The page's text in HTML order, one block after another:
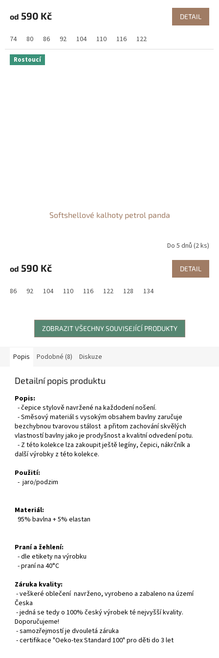
od 590 Kč DETAIL
74 80 86 92 104 110 116 122
Rostoucí
Softshellové kalhoty petrol panda
Do 5 dnů (2 ks)
od 590 Kč DETAIL
86 92 104 110 116 122 128 134
ZOBRAZIT VŠECHNY SOUVISEJÍCÍ PRODUKTY
Popis Podobné (8) Diskuze
Detailní popis produktu
Popis:
- čepice stylově navržené na každodení nošení.
- Směsový materiál s vysokým obsahem bavlny zaručuje
bezchybnou tvarovou stálost a přitom zachování skvělých
vlastností bavlny jako je prodyšnost a kvalitní odvedení potu.
- Z této kolekce lza zakoupit ještě legíny, čepici, nákrčník a
další výrobky z této kolekce.
Použití:
- jaro/podzim
Materiál:
95% bavlna + 5% elastan
Praní a žehlení:
- dle etikety na výrobku
- praní na 40°C
Záruka kvality:
- veškeré oblečení navrženo, vyrobeno a zabaleno na území
Česka
- jedná se tedy o 100% český výrobek té nejvyšší kvality.
Doporučujeme!
- samozřejmostí je dvouletá záruka
- certifikace "Oeko-tex Standard 100" pro děti do 3 let